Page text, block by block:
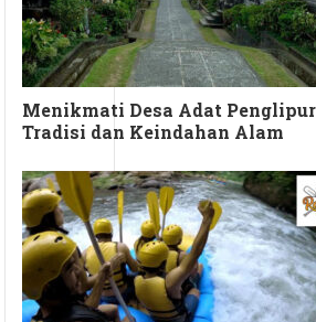
Menikmati Desa Adat
Tradisi dan Keindahan Alam